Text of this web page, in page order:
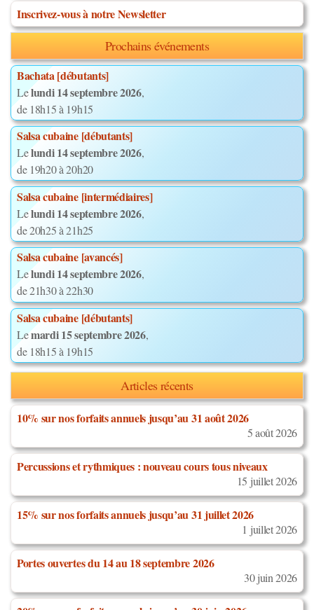
Inscrivez-vous à notre Newsletter
Prochains événements
Bachata [débutants]
Lelundi 14 septembre 2026,
de 18h15 à 19h15
Salsa cubaine [débutants]
Lelundi 14 septembre 2026,
de 19h20 à 20h20
Salsa cubaine [intermédiaires]
Lelundi 14 septembre 2026,
de 20h25 à 21h25
Salsa cubaine [avancés]
Lelundi 14 septembre 2026,
de 21h30 à 22h30
Salsa cubaine [débutants]
Lemardi 15 septembre 2026,
de 18h15 à 19h15
Articles récents
10% sur nos forfaits annuels jusqu’au 31 août 2026
5 août 2026
Percussions et rythmiques : nouveau cours tous niveaux
15 juillet 2026
15% sur nos forfaits annuels jusqu’au 31 juillet 2026
1 juillet 2026
Portes ouvertes du 14 au 18 septembre 2026
30 juin 2026